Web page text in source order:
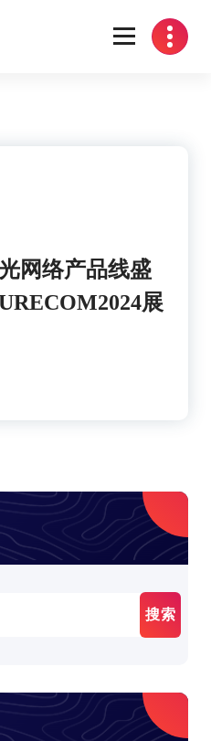
网络产品线盛
展